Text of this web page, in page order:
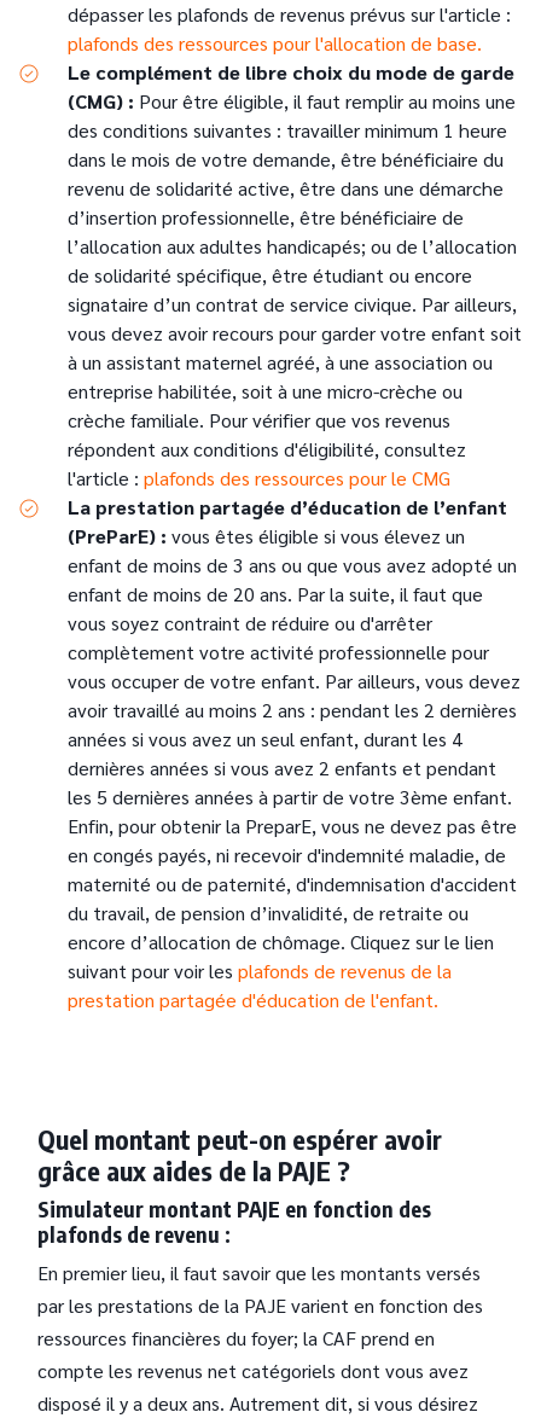
dépasser les plafonds de revenus prévus sur l'article :
plafonds des ressources pour l'allocation de base.
Le complément de libre choix du mode de garde
(CMG) : Pour être éligible, il faut remplir au moins une
des conditions suivantes : travailler minimum 1 heure
dans le mois de votre demande, être bénéficiaire du
revenu de solidarité active, être dans une démarche
d’insertion professionnelle, être bénéficiaire de
l’allocation aux adultes handicapés; ou de l’allocation
de solidarité spécifique, être étudiant ou encore
signataire d’un contrat de service civique. Par ailleurs,
vous devez avoir recours pour garder votre enfant soit
à un assistant maternel agréé, à une association ou
entreprise habilitée, soit à une micro-crèche ou
crèche familiale. Pour vérifier que vos revenus
répondent aux conditions d'éligibilité, consultez
l'article : plafonds des ressources pour le CMG
La prestation partagée d’éducation de l’enfant
(PreParE) : vous êtes éligible si vous élevez un
enfant de moins de 3 ans ou que vous avez adopté un
enfant de moins de 20 ans. Par la suite, il faut que
vous soyez contraint de réduire ou d'arrêter
complètement votre activité professionnelle pour
vous occuper de votre enfant. Par ailleurs, vous devez
avoir travaillé au moins 2 ans : pendant les 2 dernières
années si vous avez un seul enfant, durant les 4
dernières années si vous avez 2 enfants et pendant
les 5 dernières années à partir de votre 3ème enfant.
Enfin, pour obtenir la PreparE, vous ne devez pas être
en congés payés, ni recevoir d'indemnité maladie, de
maternité ou de paternité, d'indemnisation d'accident
du travail, de pension d’invalidité, de retraite ou
encore d’allocation de chômage. Cliquez sur le lien
suivant pour voir les plafonds de revenus de la
prestation partagée d'éducation de l'enfant.
Quel montant peut-on espérer avoir
grâce aux aides de la PAJE ?
Simulateur montant PAJE en fonction des
plafonds de revenu :
En premier lieu, il faut savoir que les montants versés
par les prestations de la PAJE varient en fonction des
ressources financières du foyer; la CAF prend en
compte les revenus net catégoriels dont vous avez
disposé il y a deux ans. Autrement dit, si vous désirez